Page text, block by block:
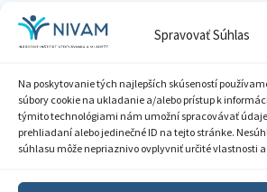
Spravovať Súhlas
Na poskytovanie tých najlepších skúseností
súbory cookie na ukladanie a/alebo prístup k
týmito technológiami nám umožní spracovávať
prehliadaní alebo jedinečné ID na tejto stránke.
súhlasu môže nepriaznivo ovplyvniť určité vlastnosti
IČO: 00164348
DIČ: 2020798714
Zásady ochrany